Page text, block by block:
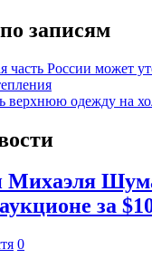
записям
часть России может
верхнюю одежду на
Михаэля
за
0